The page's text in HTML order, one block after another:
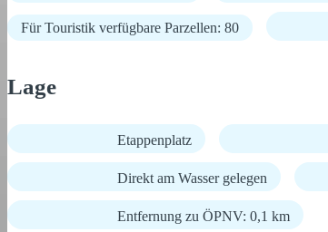
Für Touristik verfügbare Parzellen: 80
Lage
Etappenplatz
Direkt am Wasser gelegen
Entfernung zu ÖPNV: 0,1 km